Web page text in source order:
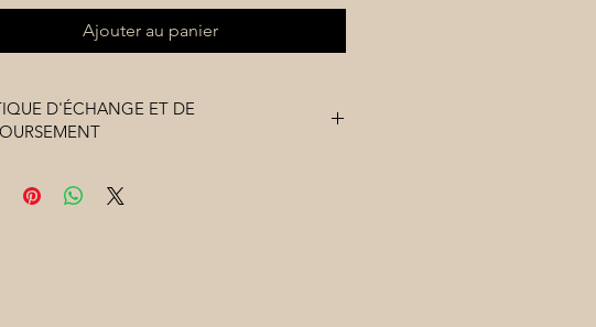
Ajouter au panier
D'ÉCHANGE ET DE
valables pendant 6 mois.